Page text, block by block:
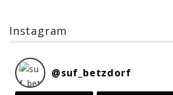
Instagram
@suf_betzdorf